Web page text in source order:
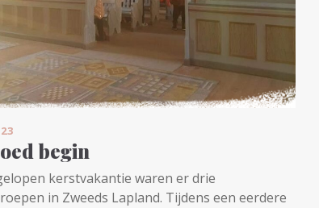
begin
kerstvakantie waren er drie
in Zweeds Lapland. Tijdens een eerdere